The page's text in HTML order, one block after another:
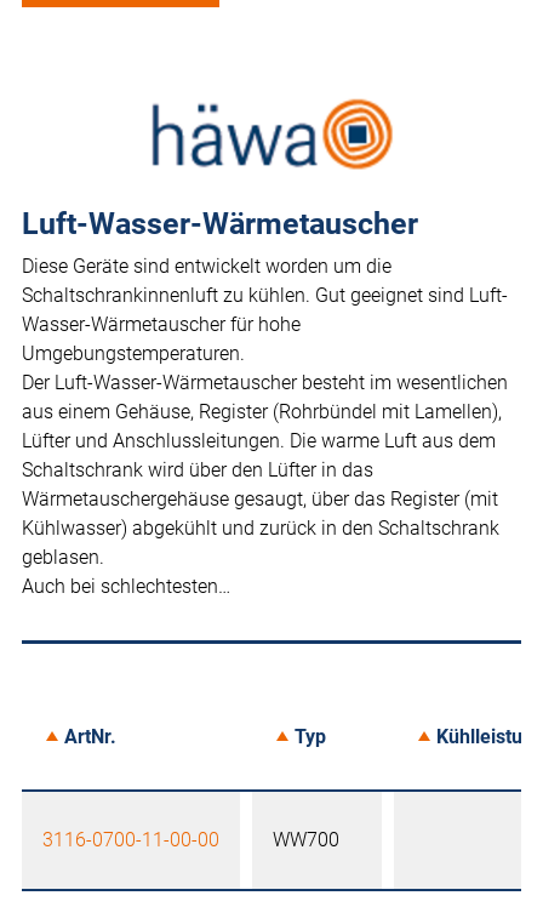
Luft-Wasser-Wärmetauscher
Diese Geräte sind entwickelt worden um die
Schaltschrankinnenluft zu kühlen. Gut geeignet sind Luft-
Wasser-Wärmetauscher für hohe
Umgebungstemperaturen.
Der Luft-Wasser-Wärmetauscher besteht im wesentlichen
aus einem Gehäuse, Register (Rohrbündel mit Lamellen),
Lüfter und Anschlussleitungen. Die warme Luft aus dem
Schaltschrank wird über den Lüfter in das
Wärmetauschergehäuse gesaugt, über das Register (mit
Kühlwasser) abgekühlt und zurück in den Schaltschrank
geblasen.
Auch bei schlechtesten…
ArtNr. Typ Kühlleistung
3116-0700-11-00-00 WW700